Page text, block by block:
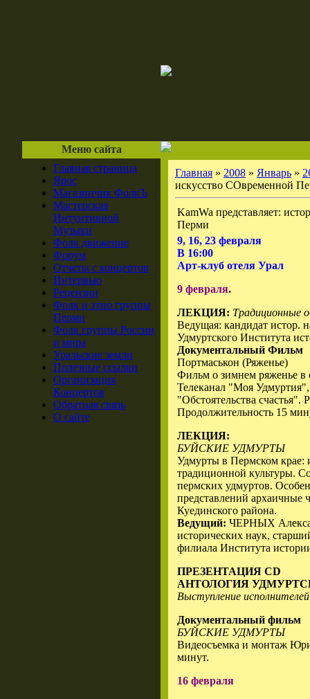
Меню сайта
Главная страница
Ярос
Магазинчик ФолкЪ
Мастерская
Интуитивной
Музыки
Фолк движение
Форум
Отчеты с концертов
Интервью
Рецензии
Фолк и этно группы
Перми
Фолк группы России
и мира
Уральские земли
Полезные ссылки
Организация
Концертов
Обратная связь
О сайте
Главная » 2008 » Январь »
искусство СОвременной
KamWa представляет:
Перми
9, 16, 23 февраля
В 16:00
Арт-клуб отеля Урал
9 февраля.
ЛЕКЦИЯ: Традиционные
Ведущая: кандидат истор.
Удмуртского Института
Документальный Фильм
Портмаськон (Ряженье)
Фильм о зимнем ряженье в
Телеканал "Моя
"Обстоятельства
Продолжительность 15
ЛЕКЦИЯ:
БУЙСКИЕ УДМУРТЫ
Удмурты в Пермском крае:
традиционной культуры.
пермских удмуртов.
представлений архаичные
Куединского района.
Ведущий: ЧЕРНЫХ
исторических наук,
филиала Института
ПРЕЗЕНТАЦИЯ CD
АНТОЛОГИЯ
Выступление
Документальный фильм
БУЙСКИЕ УДМУРТЫ
Видеосъемка и монтаж
минут.
16 февраля